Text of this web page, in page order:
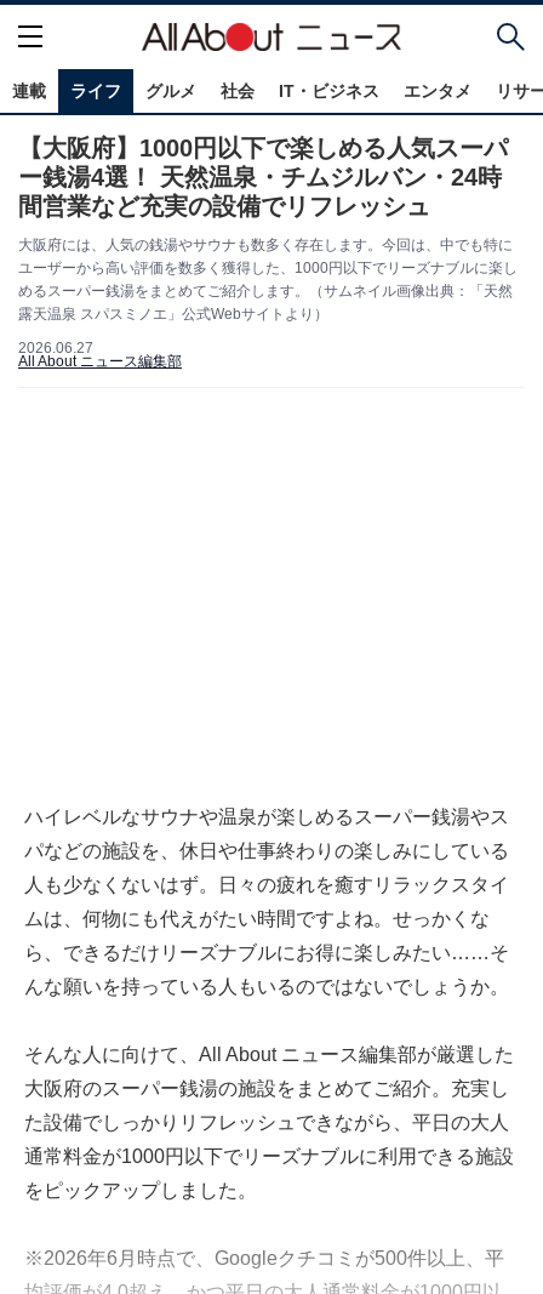
連載 ライフ グルメ 社会 IT・ビジネス エンタメ リサ
【大阪府】1000円以下で楽しめる人気スーパ
ー銭湯4選！ 天然温泉・チムジルバン・24時
間営業など充実の設備でリフレッシュ
大阪府には、人気の銭湯やサウナも数多く存在します。今回は、中でも特に
ユーザーから高い評価を数多く獲得した、1000円以下でリーズナブルに楽し
めるスーパー銭湯をまとめてご紹介します。（サムネイル画像出典：「天然
露天温泉 スパスミノエ」公式Webサイトより）
2026.06.27
All About ニュース編集部
ハイレベルなサウナや温泉が楽しめるスーパー銭湯やス
パなどの施設を、休日や仕事終わりの楽しみにしている
人も少なくないはず。日々の疲れを癒すリラックスタイ
ムは、何物にも代えがたい時間ですよね。せっかくな
ら、できるだけリーズナブルにお得に楽しみたい……そ
んな願いを持っている人もいるのではないでしょうか。
そんな人に向けて、All About ニュース編集部が厳選した
大阪府のスーパー銭湯の施設をまとめてご紹介。充実し
た設備でしっかりリフレッシュできながら、平日の大人
通常料金が1000円以下でリーズナブルに利用できる施設
をピックアップしました。
※2026年6月時点で、Googleクチコミが500件以上、平